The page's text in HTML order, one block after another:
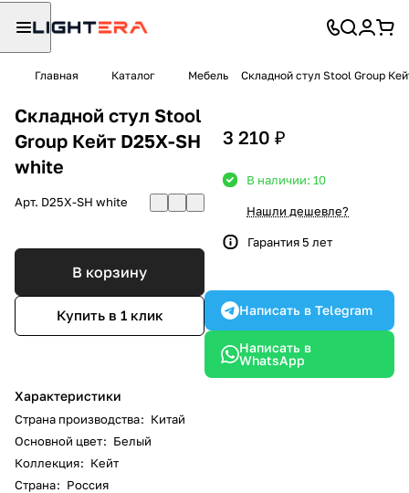
Главная Каталог Мебель Складной стул Stool Group
Складной стул Stool
Group Кейт D25X-SH
white
Арт. D25X-SH white
В корзину
Купить в 1 клик
Характеристики
Страна производства: Китай
Основной цвет: Белый
Коллекция: Кейт
Страна: Россия
3 210 ₽
В наличии: 10
Нашли дешевле?
Гарантия 5 лет
Написать в Telegram
Написать в
WhatsApp